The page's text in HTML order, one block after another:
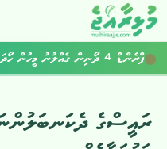
ފްރެންޑް 4 ދޯނިން ގެއްލުނު މީހުން ހޯދަން ބޭރުގެ އެހީތެރިކަން ހޯދަނީ
ރައީސްގެ